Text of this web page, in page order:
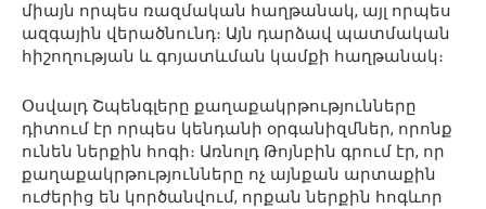
միայն որպես ռազմական հաղթանակ, այլ որպես
ազգային վերածնունդ։ Այն դարձավ պատմական
հիշողության և գոյատևման կամքի հաղթանակ։
Օսվալդ Շպենգլերը քաղաքակրթությունները
դիտում էր որպես կենդանի օրգանիզմներ, որոնք
ունեն ներքին հոգի։ Առնոլդ Թոյնբին գրում էր, որ
քաղաքակրթությունները ոչ այնքան արտաքին
ուժերից են կործանվում, որքան ներքին հոգևոր